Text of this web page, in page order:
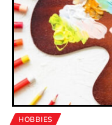
HOBBIES